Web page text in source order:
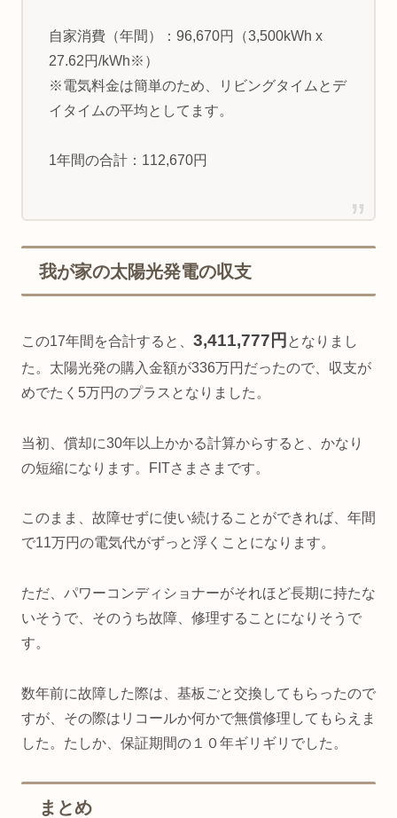
自家消費（年間）：96,670円（3,500kWh x
27.62円/kWh※）
※電気料金は簡単のため、リビングタイムとデ
イタイムの平均としてます。
1年間の合計：112,670円
我が家の太陽光発電の収支
この17年間を合計すると、 3,411,777円 となりまし
た。太陽光発の購入金額が336万円だったので、収支が
めでたく5万円のプラスとなりました。
当初、償却に30年以上かかる計算からすると、かなり
の短縮になります。FITさまさまです。
このまま、故障せずに使い続けることができれば、年間
で11万円の電気代がずっと浮くことになります。
ただ、パワーコンディショナーがそれほど長期に持たな
いそうで、そのうち故障、修理することになりそうで
す。
数年前に故障した際は、基板ごと交換してもらったので
すが、その際はリコールか何かで無償修理してもらえま
した。たしか、保証期間の１０年ギリギリでした。
まとめ